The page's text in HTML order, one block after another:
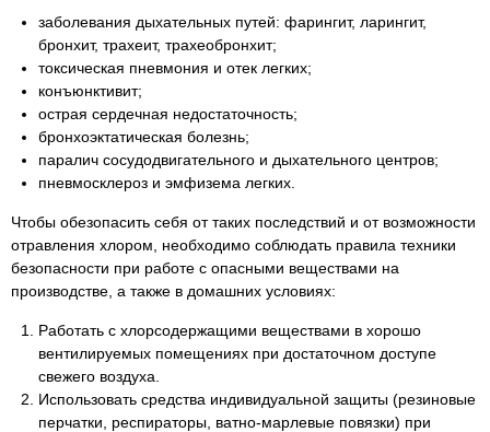
заболевания дыхательных путей: фарингит, ларингит,
бронхит, трахеит, трахеобронхит;
токсическая пневмония и отек легких;
конъюнктивит;
острая сердечная недостаточность;
бронхоэктатическая болезнь;
паралич сосудодвигательного и дыхательного центров;
пневмосклероз и эмфизема легких.
Чтобы обезопасить себя от таких последствий и от возможности
отравления хлором, необходимо соблюдать правила техники
безопасности при работе с опасными веществами на
производстве, а также в домашних условиях:
Работать с хлорсодержащими веществами в хорошо
вентилируемых помещениях при достаточном доступе
свежего воздуха.
Использовать средства индивидуальной защиты (резиновые
перчатки, респираторы, ватно-марлевые повязки) при